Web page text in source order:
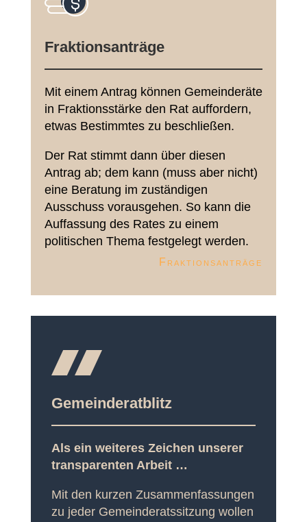
Fraktionsanträge
Mit einem Antrag können Gemeinderäte
in Fraktionsstärke den Rat auffordern,
etwas Bestimmtes zu beschließen.
Der Rat stimmt dann über diesen
Antrag ab; dem kann (muss aber nicht)
eine Beratung im zuständigen
Ausschuss vorausgehen. So kann die
Auffassung des Rates zu einem
politischen Thema festgelegt werden.
Fraktionsanträge
Gemeinderatblitz
Als ein weiteres Zeichen unserer
transparenten Arbeit …
Mit den kurzen Zusammenfassungen
zu jeder Gemeinderatssitzung wollen